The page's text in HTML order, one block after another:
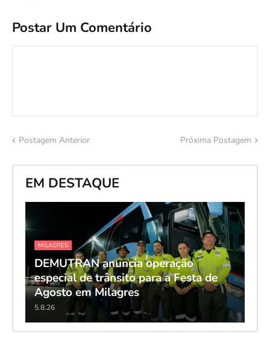
Postar Um Comentário
Postagem Anterior Próxima Postagem
EM DESTAQUE
MILAGRES
DEMUTRAN anuncia operação
especial de trânsito para a Festa de
Agosto em Milagres
5.8.26